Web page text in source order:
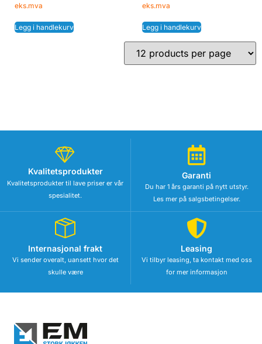
eks.mva
Legg i handlekurv
eks.mva
Legg i handlekurv
Kvalitetsprodukter
Kvalitetsprodukter til lave priser er vår
spesialitet.
Garanti
Du har 1 års garanti på nytt utstyr.
Les mer på salgsbetingelser.
Internasjonal frakt
Vi sender overalt, uansett hvor det
skulle være
Leasing
Vi tilbyr leasing, ta kontakt med oss
for mer informasjon